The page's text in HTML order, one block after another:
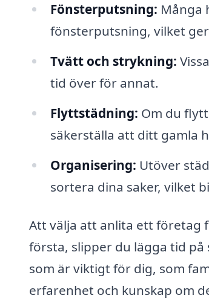
Fönsterputsning: Många
fönsterputsning, vilket
Tvätt och strykning:
tid över för annat.
Flyttstädning: Om du
säkerställa att ditt gamla
Organisering: Utöver
sortera dina saker, vilket
Att välja att anlita ett företag
första, slipper du lägga tid
som är viktigt för dig, som
erfarenhet och kunskap om